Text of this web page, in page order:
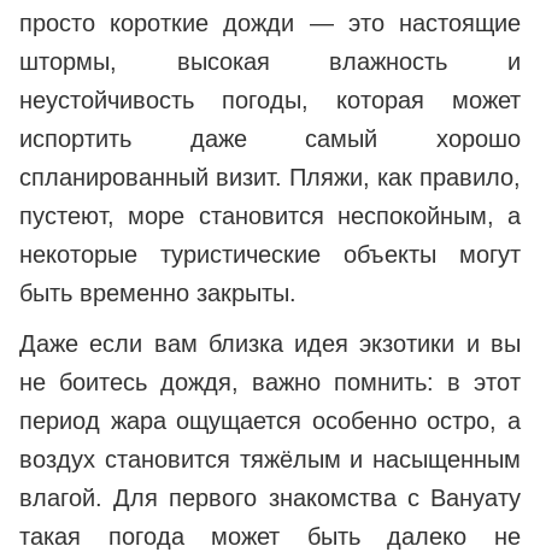
просто короткие дожди — это настоящие
штормы, высокая влажность и
неустойчивость погоды, которая может
испортить даже самый хорошо
спланированный визит. Пляжи, как правило,
пустеют, море становится неспокойным, а
некоторые туристические объекты могут
быть временно закрыты.
Даже если вам близка идея экзотики и вы
не боитесь дождя, важно помнить: в этот
период жара ощущается особенно остро, а
воздух становится тяжёлым и насыщенным
влагой. Для первого знакомства с Вануату
такая погода может быть далеко не